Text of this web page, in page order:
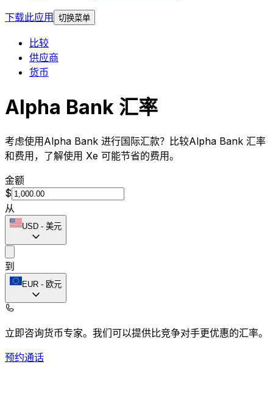
下载此应用
切换菜单
比较
供应商
货币
Alpha Bank 汇率
考虑使用Alpha Bank 进行国际汇款？比较Alpha Bank 汇率
和费用，了解使用 Xe 可能节省的费用。
金额
$
从
USD - 美元
到
EUR - 欧元
立即咨询货币专家。 我们可以提供比竞争对手更优惠的汇率。
预约通话